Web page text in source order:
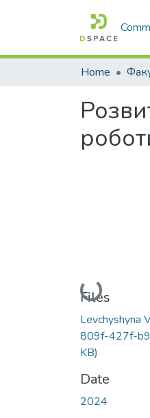
Home
Loading...
Files
Levchyshyna
809f-427f-
KB)
Date
2024